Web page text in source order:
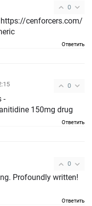
0
cenforcers.com/
Ответить
0
-
aranitidine.com/ ranitidine 150mg drug
Ответить
0
Profoundly written!
Ответить